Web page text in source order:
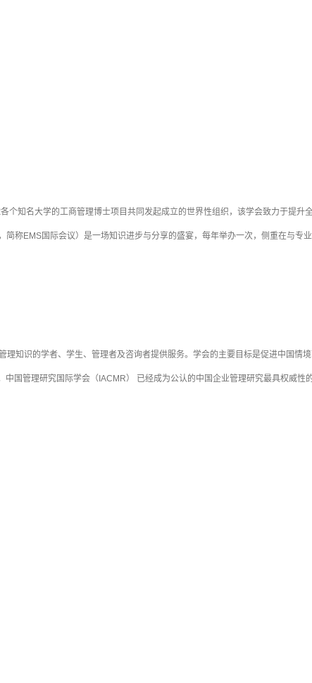
知名大学的工商管理博士项目共同发起成立的世界性组织，该学会致力于提
称EMS国际会议）是一场知识进步与分享的盛宴，每年举办一次，侧重在与专
知识的学者、学生、管理者及咨询者提供服务。学会的主要目标是促进中国情
国管理研究国际学会（IACMR） 已经成为公认的中国企业管理研究最具权威性